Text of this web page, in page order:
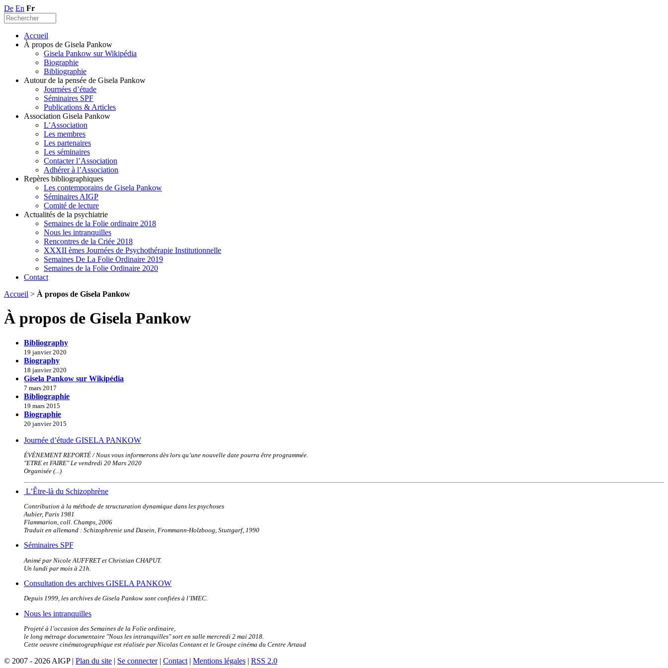
De En Fr
Accueil
À propos de Gisela Pankow
Gisela Pankow sur Wikipédia
Biographie
Bibliographie
Autour de la pensée de Gisela Pankow
Journées d’étude
Séminaires SPF
Publications & Articles
Association Gisela Pankow
L’Association
Les membres
Les partenaires
Les séminaires
Contacter l’Association
Adhérer à l’Association
Repères bibliographiques
Les contemporains de Gisela Pankow
Séminaires AIGP
Comité de lecture
Actualités de la psychiatrie
Semaines de la Folie ordinaire 2018
Nous les intranquilles
Rencontres de la Criée 2018
XXXII èmes Journées de Psychothérapie Institutionnelle
Semaines De La Folie Ordinaire 2019
Semaines de la Folie Ordinaire 2020
Contact
Accueil > À propos de Gisela Pankow
À propos de Gisela Pankow
Bibliography
19 janvier 2020
Biography
18 janvier 2020
Gisela Pankow sur Wikipédia
7 mars 2017
Bibliographie
19 mars 2015
Biographie
20 janvier 2015
Journée d’étude GISELA PANKOW
ÉVÉNEMENT REPORTÉ / Nous vous informerons dès lors qu’une nouvelle date pourra être programmée.
"ETRE et FAIRE" Le vendredi 20 Mars 2020
Organisée (...)
L’Être-là du Schizophrène
Contribution à la méthode de structuration dynamique dans les psychoses
Aubier, Paris 1981
Flammarion, coll. Champs, 2006
Traduit en allemand : Schizophrenie und Dasein, Frommann-Holzboog, Stuttgarf, 1990
Séminaires SPF
Animé par Nicole AUFFRET et Christian CHAPUT.
Un lundi par mois à 21h.
Consultation des archives GISELA PANKOW
Depuis 1999, les archives de Gisela Pankow sont confiées à l’IMEC.
Nous les intranquilles
Projeté à l’occasion des Semaines de la Folie ordinaire,
le long métrage documentaire "Nous les intranquilles" sort en salle mercredi 2 mai 2018.
Cette oeuvre cinématographique est réalisée par Nicolas Contant et le Groupe cinéma du Centre Artaud
© 2007 - 2026 AIGP | Plan du site | Se connecter| Contact | Mentions légales | RSS 2.0